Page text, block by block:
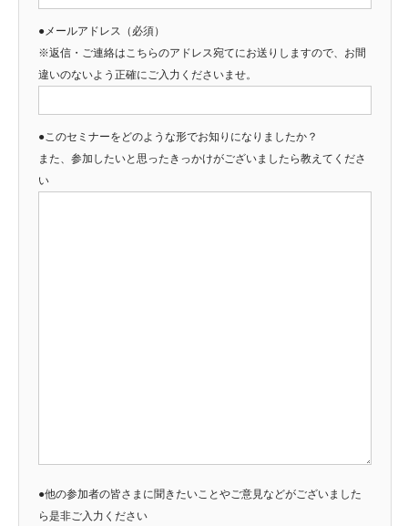
●メールアドレス（必須）
※返信・ご連絡はこちらのアドレス宛てにお送りしますので、お間
違いのないよう正確にご入力くださいませ。
●このセミナーをどのような形でお知りになりましたか？
また、参加したいと思ったきっかけがございましたら教えてくださ
い
●他の参加者の皆さまに聞きたいことやご意見などがございました
ら是非ご入力ください